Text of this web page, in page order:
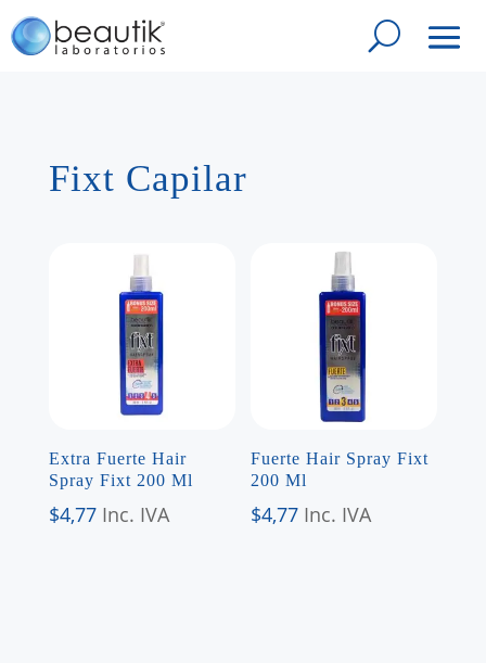
Fixt Capilar
Extra Fuerte Hair
Spray Fixt 200 Ml
$4,77 Inc. IVA
Fuerte Hair Spray Fixt
200 Ml
$4,77 Inc. IVA